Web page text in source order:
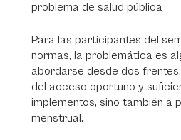
problema de salud pública
Para las participantes del
normas, la problemática es
abordarse desde dos
del acceso oportuno y
implementos, sino también a
menstrual.